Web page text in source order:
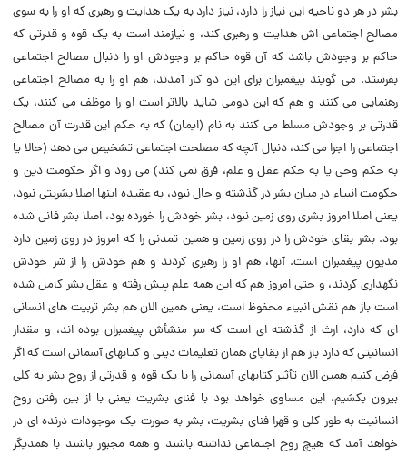
بشر در هر دو ناحیه این نیاز را دارد، نیاز دارد به یک هدایت و رهبرى که او را به سوى
مصالح اجتماعى اش هدایت و رهبرى کند، و نیازمند است به یک قوه و قدرتى که
حاکم بر وجودش باشد که آن قوه حاکم بر وجودش او را دنبال مصالح اجتماعى
بفرستد. مى گویند پیغمبران براى این دو کار آمدند، هم او را به مصالح اجتماعى
رهنمایى مى کنند و هم که این دومى شاید بالاتر است او را موظف مى کنند، یک
قدرتى بر وجودش مسلط مى کنند به نام (‌ایمان) که به حکم این قدرت آن مصالح
اجتماعى را اجرا مى کند، دنبال آنچه که مصلحت اجتماعى تشخیص مى دهد (‌حالا یا
به حکم وحى یا به حکم عقل و علم، فرق نمى کند) مى رود و اگر حکومت دین و
حکومت انبیاء در میان بشر در گذشته و حال نبود، به عقیده اینها اصلا بشریتى نبود،
یعنى اصلا امروز بشرى روى زمین نبود، بشر خودش را خورده بود، اصلا بشر فانى شده
بود. بشر بقاى خودش را در روى زمین و همین تمدنى را که امروز در روى زمین دارد
مدیون پیغمبران است. آنها، هم او را رهبرى کردند و هم خودش را از شر خودش
نگهدارى کردند، و حتى امروز هم که این همه علم پیش رفته و عقل بشر کامل شده
است باز هم نقش انبیاء محفوظ است، یعنى همین الان هم بشر تربیت هاى انسانى
اى که دارد، ارث از گذشته اى است که سر منشأش پیغمبران بوده اند، و مقدار
انسانیتى که دارد باز هم از بقایاى همان تعلیمات دینى و کتابهاى آسمانى است که اگر
فرض کنیم همین الان تأثیر کتابهاى آسمانى را با یک قوه و قدرتى از روح بشر به کلى
بیرون بکشیم، این مساوى خواهد بود با فناى بشریت یعنى با از بین رفتن روح
انسانیت به طور کلى و قهرا فناى بشریت، بشر به صورت یک موجودات درنده اى در
خواهد آمد که هیچ روح اجتماعى نداشته باشند و همه مجبور باشند با همدیگر